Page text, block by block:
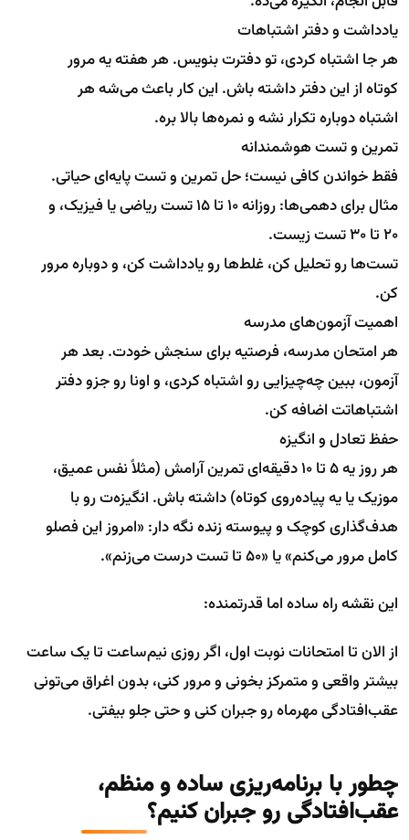
یادداشت و دفتر اشتباهات
هر جا اشتباه کردی، تو دفترت بنویس. هر هفته یه مرور
کوتاه از این دفتر داشته باش. این کار باعث می‌شه هر
اشتباه دوباره تکرار نشه و نمره‌ها بالا بره.
تمرین و تست هوشمندانه
فقط خواندن کافی نیست؛ حل تمرین و تست پایه‌ای حیاتی.
مثال برای دهمی‌ها: روزانه ۱۰ تا ۱۵ تست ریاضی یا فیزیک، و
۲۰ تا ۳۰ تست زیست.
تست‌ها رو تحلیل کن، غلط‌ها رو یادداشت کن، و دوباره مرور
کن.
اهمیت آزمون‌های مدرسه
هر امتحان مدرسه، فرصتیه برای سنجش خودت. بعد هر
آزمون، ببین چه‌چیزایی رو اشتباه کردی، و اونا رو جزو دفتر
اشتباهاتت اضافه کن.
حفظ تعادل و انگیزه
هر روز یه ۵ تا ۱۰ دقیقه‌ای تمرین آرامش (مثلاً نفس عمیق،
موزیک یا یه پیاده‌روی کوتاه) داشته باش. انگیزه‌ت رو با
هدف‌گذاری کوچک و پیوسته زنده نگه دار: «امروز این فصلو
کامل مرور می‌کنم» یا «۵۰ تا تست درست می‌زنم».
این نقشه راه ساده اما قدرتمنده:
از الان تا امتحانات نوبت اول، اگر روزی نیم‌ساعت تا یک ساعت
بیشتر واقعی و متمرکز بخونی و مرور کنی، بدون اغراق می‌تونی
عقب‌افتادگی مهرماه رو جبران کنی و حتی جلو بیفتی.
چطور با برنامه‌ریزی ساده و منظم،
عقب‌افتادگی رو جبران کنیم؟